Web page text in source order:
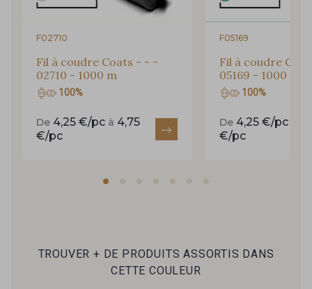
X25 - Tahiti Fluo
Y25 - Vahiné Fluo
Z25 - Hibiscus Fluo
F02710
Fil à coudre Coats - - -
02710 - 1000 m
100%
De 4,25 €/pc à 4,75
€/pc
F05169
Fil à coudre
05169 - 1000 m
100%
De 4,25 €/pc
€/pc
TROUVER + DE PRODUITS ASSORTIS DANS
CETTE COULEUR